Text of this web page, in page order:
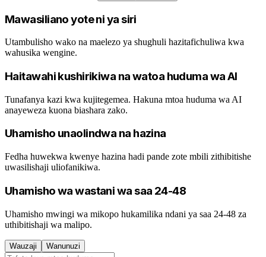
Mawasiliano yote ni ya siri
Utambulisho wako na maelezo ya shughuli hazitafichuliwa kwa
wahusika wengine.
Haitawahi kushirikiwa na watoa huduma wa AI
Tunafanya kazi kwa kujitegemea. Hakuna mtoa huduma wa AI
anayeweza kuona biashara zako.
Uhamisho unaolindwa na hazina
Fedha huwekwa kwenye hazina hadi pande zote mbili zithibitishe
uwasilishaji uliofanikiwa.
Uhamisho wa wastani wa saa 24-48
Uhamisho mwingi wa mikopo hukamilika ndani ya saa 24-48 za
uthibitishaji wa malipo.
Wauzaji Wanunuzi